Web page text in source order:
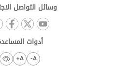
وسائل التواصل
أدوات
A-
A+